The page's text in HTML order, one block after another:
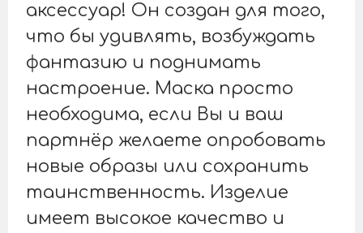
аксессуар! Он создан для того,
что бы удивлять, возбуждать
фантазию и поднимать
настроение. Маска просто
необходима, если Вы и ваш
партнёр желаете опробовать
новые образы или сохранить
таинственность. Изделие
имеет высокое качество и